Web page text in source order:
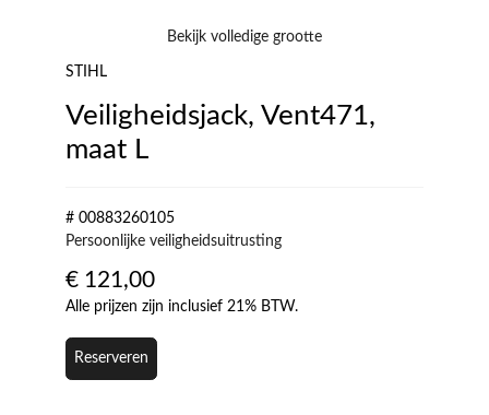
Bekijk volledige grootte
STIHL
Veiligheidsjack, Vent471,
maat L
# 00883260105
Persoonlijke veiligheidsuitrusting
€ 121,00
Alle prijzen zijn inclusief 21% BTW.
Reserveren